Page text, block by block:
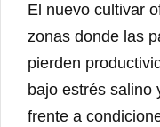
El nuevo cultivar
zonas donde las
pierden
bajo estrés salino
frente a